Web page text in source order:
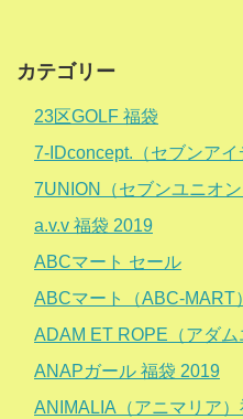
カテゴリー
23区GOLF 福袋
7-IDconcept.（セブンア
7UNION（セブンユニオ
a.v.v 福袋 2019
ABCマート セール
ABCマート（ABC-MART
ADAM ET ROPE（アダ
ANAPガール 福袋 2019
ANIMALIA（アニマリア